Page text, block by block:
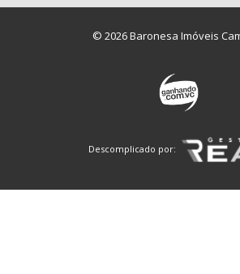
© 2026 Baronesa Imóveis
Descomplicado por: